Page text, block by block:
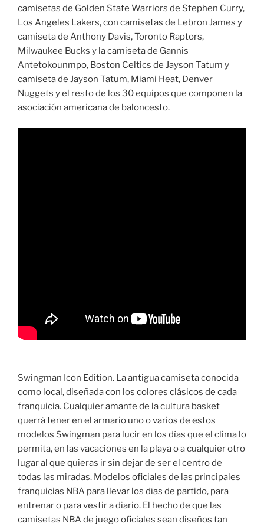
camisetas de Golden State Warriors de Stephen Curry,
Los Angeles Lakers, con camisetas de Lebron James y
camiseta de Anthony Davis, Toronto Raptors,
Milwaukee Bucks y la camiseta de Gannis
Antetokounmpo, Boston Celtics de Jayson Tatum y
camiseta de Jayson Tatum, Miami Heat, Denver
Nuggets y el resto de los 30 equipos que componen la
asociación americana de baloncesto.
Swingman Icon Edition. La antigua camiseta conocida
como local, diseñada con los colores clásicos de cada
franquicia. Cualquier amante de la cultura basket
querrá tener en el armario uno o varios de estos
modelos Swingman para lucir en los días que el clima lo
permita, en las vacaciones en la playa o a cualquier otro
lugar al que quieras ir sin dejar de ser el centro de
todas las miradas. Modelos oficiales de las principales
franquicias NBA para llevar los días de partido, para
entrenar o para vestir a diario. El hecho de que las
camisetas NBA de juego oficiales sean diseños tan